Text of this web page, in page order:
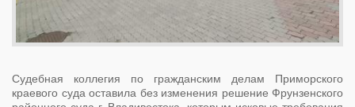
Судебная коллегия по гражданским делам Приморского
краевого суда оставила без изменения решение Фрунзенского